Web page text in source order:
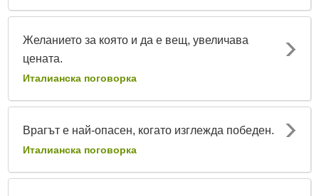
Желанието за която и да е вещ, увеличава
цената.
Италианска поговорка
Врагът е най-опасен, когато изглежда победен.
Италианска поговорка